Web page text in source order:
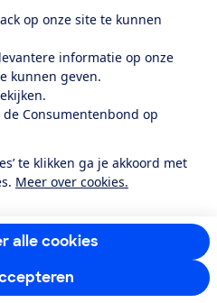
op onze site te kunnen
informatie op onze
kunnen geven.
Consumentenbond op
te klikken ga je akkoord met
Meer over cookies.
alle cookies
Privacyverklaring
Instagram
YoutubeLinkedIn
Consumentenbondmet gemiddeld